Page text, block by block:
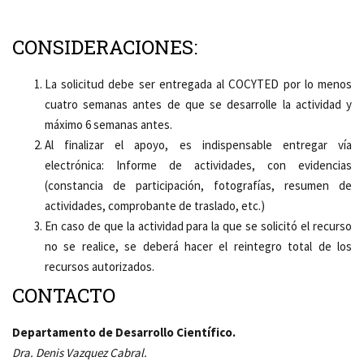
CONSIDERACIONES:
La solicitud debe ser entregada al COCYTED por lo menos
cuatro semanas antes de que se desarrolle la actividad y
máximo 6 semanas antes.
Al finalizar el apoyo, es indispensable entregar vía
electrónica: Informe de actividades, con evidencias
(constancia de participación, fotografías, resumen de
actividades, comprobante de traslado, etc.)
En caso de que la actividad para la que se solicitó el recurso
no se realice, se deberá hacer el reintegro total de los
recursos autorizados.
CONTACTO
Departamento de Desarrollo Científico.
Dra. Denis Vazquez Cabral.